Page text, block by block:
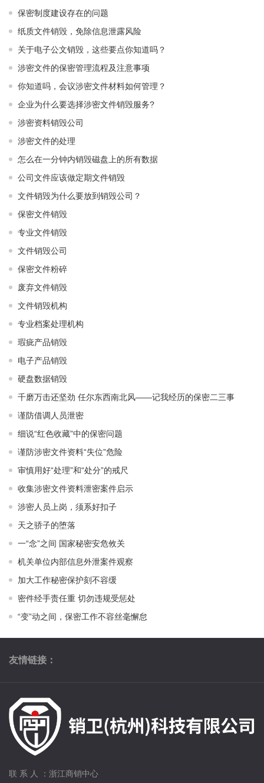
保密制度建设存在的问题
纸质文件销毁，免除信息泄露风险
关于电子公文销毁，这些要点你知道吗？
涉密文件的保密管理流程及注意事项
你知道吗，会议涉密文件材料如何管理？
企业为什么要选择涉密文件销毁服务?
涉密资料销毁公司
涉密文件的处理
怎么在一分钟内销毁磁盘上的所有数据
公司文件应该做定期文件销毁
文件销毁为什么要放到销毁公司？
保密文件销毁
专业文件销毁
文件销毁公司
保密文件粉碎
废弃文件销毁
文件销毁机构
专业档案处理机构
瑕疵产品销毁
电子产品销毁
硬盘数据销毁
千磨万击还坚劲 任尔东西南北风——记我经历的保密二三事
谨防借调人员泄密
细说“红色收藏”中的保密问题
谨防涉密文件资料“失位”危险
审慎用好“处理”和“处分”的戒尺
收集涉密文件资料泄密案件启示
涉密人员上岗，须系好扣子
天之骄子的堕落
一“念”之间 国家秘密安危攸关
机关单位内部信息外泄案件观察
加大工作秘密保护刻不容缓
密件经手责任重 切勿违规受惩处
“变”动之间，保密工作不容丝毫懈怠
友情链接：
联 系 人 ：浙江商销中心